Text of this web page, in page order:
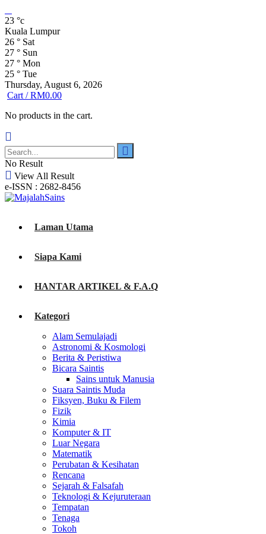
23 °c
Kuala Lumpur
26 ° Sat
27 ° Sun
27 ° Mon
25 ° Tue
Thursday, August 6, 2026
Cart /RM0.00
No products in the cart.
No Result
View All Result
e-ISSN : 2682-8456
Laman Utama
Siapa Kami
HANTAR ARTIKEL & F.A.Q
Kategori
Alam Semulajadi
Astronomi & Kosmologi
Berita & Peristiwa
Bicara Saintis
Sains untuk Manusia
Suara Saintis Muda
Fiksyen, Buku & Filem
Fizik
Kimia
Komputer & IT
Luar Negara
Matematik
Perubatan & Kesihatan
Rencana
Sejarah & Falsafah
Teknologi & Kejuruteraan
Tempatan
Tenaga
Tokoh